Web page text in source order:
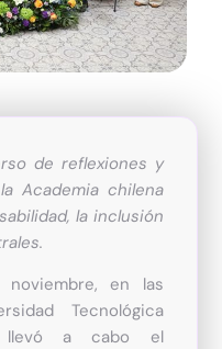
de reflexiones y
Academia chilena
la inclusión
.
en las
Tecnológica
llevó a cabo el